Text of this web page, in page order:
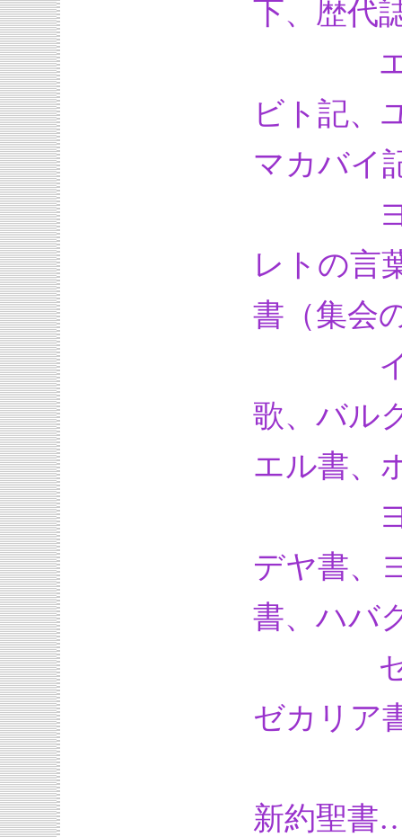
下、歴代
エズ
ビト記、
マカバイ
ヨブ記
レトの言
書（集会
イザ
歌、バル
エル書、
ヨエ
デヤ書、
書、ハバ
ゼフ
ゼカリア
新約聖書